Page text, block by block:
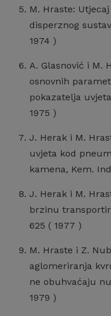
M. Hraste:
disperznog
1974 )
A. Glasnović i M.
osnovnih
pokazatelja
1975 )
J. Herak i M.
uvjeta kod
kamena, Kem.
J. Herak i M.
brzinu
625 ( 1977 )
M. Hraste i Z.
aglomeriranja
ne obuhvaćaju
1979 )